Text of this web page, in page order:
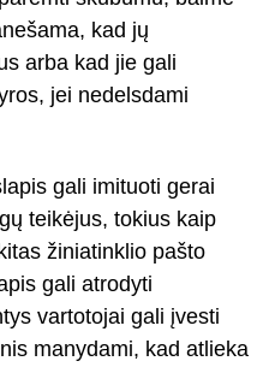
kad jų
arba kad jie gali
jei nedelsdami
gali imituoti gerai
teikėjus, tokius kaip
žiniatinklio pašto
gali atrodyti
vartotojai gali įvesti
manydami, kad atlieka